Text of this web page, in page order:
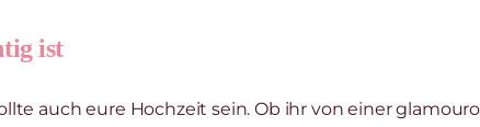
ist
auch eure Hochzeit sein. Ob ihr von einer